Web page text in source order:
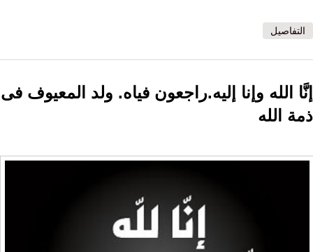
التفاصيل
إنَّا الله وإنا إليه.راجعون فياه. ولد المعيوف فى
ذمة الله